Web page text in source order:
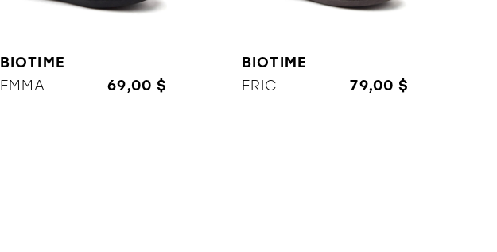
MARQUES
BIOTIME
EMMA
69,00 $
BIOTIME
ERIC
79,00 $